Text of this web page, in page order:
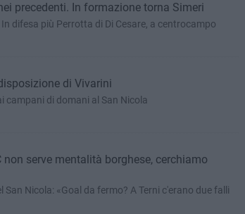
precedenti. In formazione torna Simeri
difesa più Perrotta di Di Cesare, a centrocampo
di Vivarini
campani di domani al San Nicola
non serve mentalità borghese, cerchiamo
Nicola: «Goal da fermo? A Terni c'erano due falli